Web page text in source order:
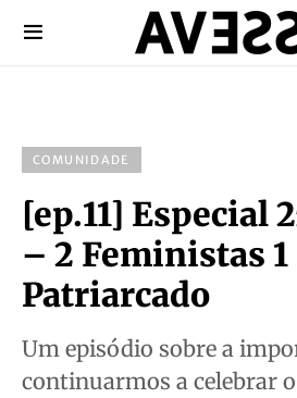
COMUNIDADE
[ep.11] Especial
– 2 Feministas 1
Patriarcado
Um episódio sobre a
continuarmos a celebrar